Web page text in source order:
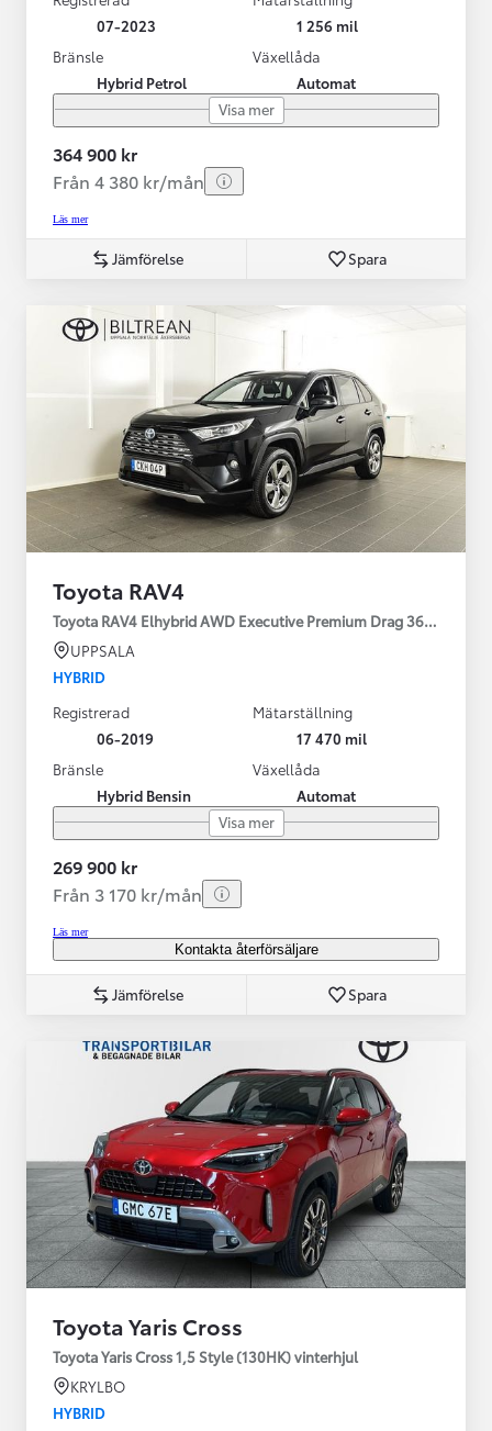
07-2023
1 256 mil
Bränsle
Hybrid Petrol
Växellåda
Automat
Visa mer
364 900 kr
Från 4 380 kr/mån
Läs mer
Jämförelse Spara
Toyota RAV4
Toyota RAV4 Elhybrid AWD Executive Premium Drag 360-kamera
UPPSALA
HYBRID
Registrerad
06-2019
Mätarställning
17 470 mil
Bränsle
Hybrid Bensin
Växellåda
Automat
Visa mer
269 900 kr
Från 3 170 kr/mån
Läs mer
Kontakta återförsäljare
Jämförelse Spara
Toyota Yaris Cross
Toyota Yaris Cross 1,5 Style (130HK) vinterhjul
KRYLBO
HYBRID